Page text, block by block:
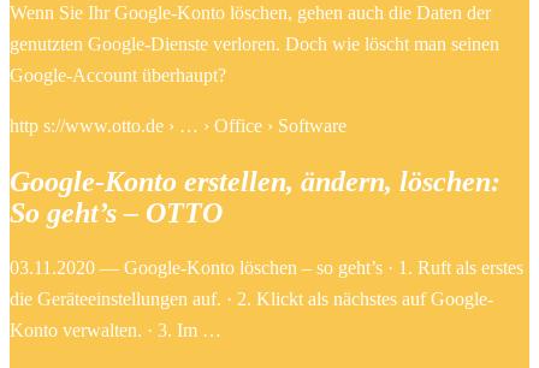
Wenn Sie Ihr Google-Konto löschen, gehen auch die Daten der
genutzten Google-Dienste verloren. Doch wie löscht man seinen
Google-Account überhaupt?
http s://www.otto.de › … › Office › Software
Google-Konto erstellen, ändern, löschen:
So geht’s – OTTO
03.11.2020 — Google-Konto löschen – so geht’s · 1. Ruft als erstes
die Geräteeinstellungen auf. · 2. Klickt als nächstes auf Google-
Konto verwalten. · 3. Im …